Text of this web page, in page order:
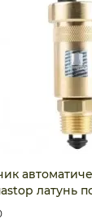
латунь